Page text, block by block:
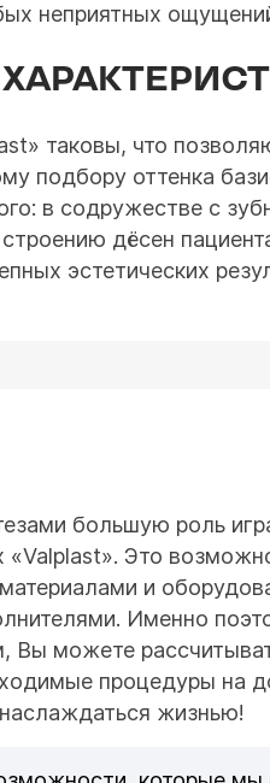
неприятных
таковы, что
подбору оттенка
в содружестве с
дёсен
эстетических
большую роль
Это
и
Именно
Вы можете
процедуры на
жизнью!